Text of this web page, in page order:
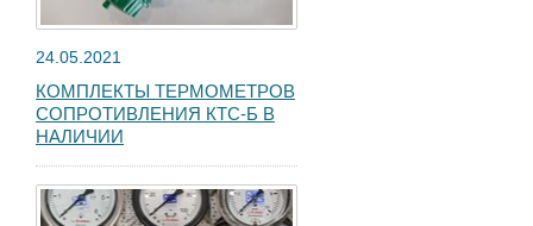
24.05.2021
КОМПЛЕКТЫ ТЕРМОМЕТРОВ
СОПРОТИВЛЕНИЯ КТС-Б В
НАЛИЧИИ